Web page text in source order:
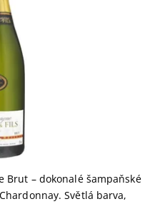
Brut – dokonalé šampaňské
Světlá barva,